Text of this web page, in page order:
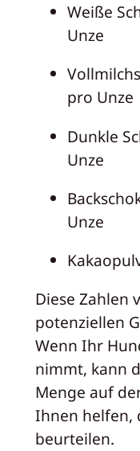
Weiße
Unze
pro Unze
Dunkle
Unze
Unze
Diese Zahlen
potenziellen
Wenn Ihr
nimmt, kann
Menge auf
Ihnen helfen,
beurteilen.